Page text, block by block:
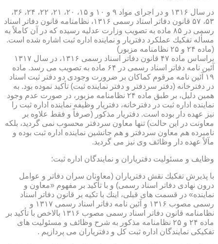
در سال ۱۳۱۶ و در اجرای مواد ۹ و ۱۰ و ۱۵، ۲۰، ۲۱، ۲۲، ۲۴، ۳۶،
۵۳، ۵۷ قانون دفاتر اسناد رسمی ۱۳۱۶، نظامنامه قانون دفاتر اسناد
رسمی در ۸۵ ماده به تصویب وزارت عدلیه رسیده كه در آن كاملاً به
مسأله تفكیك عملكرد دفتریار و نماینده اداره ثبت اشاره شده است.
(ماده ۲۴ و ۲۵ نظامنامه مزبور)
براساس ماده ۴۷ قانون دفاتر اسناد رسمی ۱۳۱۶، در سال ۱۳۱۷
آئین نامه دفاتر اسناد رسمی در ۶۴ ماده به تصویب می رسد. ماده
۱۹ آئین نامه مرقوم كماكان بر ضرورت وجودی دو دفتر ثبت اسناد
در دفترخانه (دفتر سردفتر و دفتر نماینده ثبت) تأكید نموده بود. به
همین دلیل، بر طبق ماده ۲۴ نظامنامه مزبور، در صورت عدم وجود
نماینده اداره ثبت در دفترخانه، دفتریار وظیفه نماینده اداره ثبت را
نیز عهده دار بوده است. دفتریار مذكور (صرفاً و فقط علاوه بر
معاونت در این حالت) تنها معاون سردفتر محسوب نمی گردید، بلكه
نامبرده هم معاون سردفتر و هم جانشین نماینده اداره ثبت بوده و
مآلاً عهده دار وظائف وی نیز می گردید.
وظایف و مسئولیت دفتریاران و نمایندگان اداره ثبت:
با پذیرش تفكیك نقش دفتریاران (معاونان سران دفاتر و عوامل
درون نهادی دفاتر اسناد رسمی) و با تأكید بر مفهوم «معاون و
نماینده» در قسمت های قبلی، اینك با تكیه بر قانون دفاتر اسناد
رسمی مصوب ۱۳۱۶ و آئین نامه دفاتر اسناد رسمی ۱۳۱۷ و
نظامنامه قانون دفاتر اسناد رسمی مصوب ۱۳۱۶ بالاخص با تأكید بر
ماده ۲۴ و ۲۵ نظامنامه مذكور به شرح وظائف و مسئولیت های
تفكیكی نمایندگان اداره ثبت كل و دفتریاران می پردازیم .